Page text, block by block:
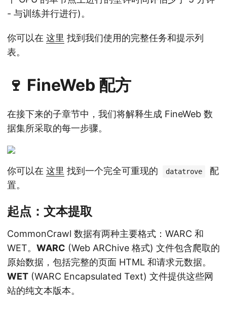
- 与训练并行进行)。
你可以在 这里 找到我们使用的完整任务和提示列
表。
🍷 FineWeb 配方
在接下来的子章节中，我们将解释生成 FineWeb 数
据集所采取的每一步骤。
你可以在 这里 找到一个完全可重现的 datatrove
配
置。
起点：文本提取
CommonCrawl 数据有两种主要格式：WARC 和
WET。 WARC (Web ARChive 格式) 文件包含爬取的
原始数据，包括完整的页面 HTML 和请求元数据。
WET (WARC Encapsulated Text) 文件提供这些网
站的纯文本版本。